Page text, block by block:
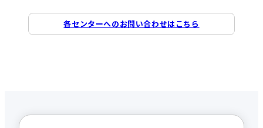
各センターへのお問い合わせはこちら